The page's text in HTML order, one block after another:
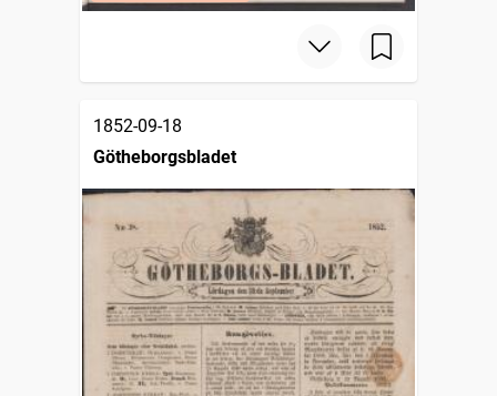
1852-09-18
Götheborgsbladet